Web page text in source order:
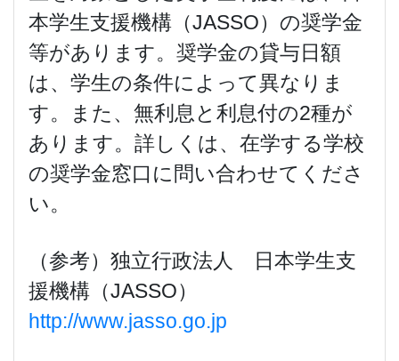
本学生支援機構（JASSO）の奨学金
等があります。奨学金の貸与日額
は、学生の条件によって異なりま
す。また、無利息と利息付の2種が
あります。詳しくは、在学する学校
の奨学金窓口に問い合わせてくださ
い。
（参考）独立行政法人 日本学生支
援機構（JASSO）
http://www.jasso.go.jp